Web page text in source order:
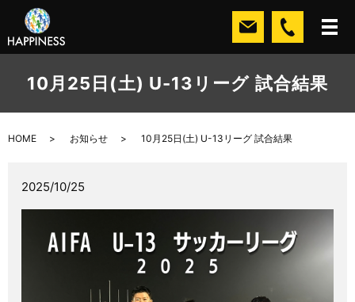
10月25日(土) U-13リーグ 試合結果
HOME お知らせ 10月25日(土) U-13リーグ 試合結果
2025/10/25